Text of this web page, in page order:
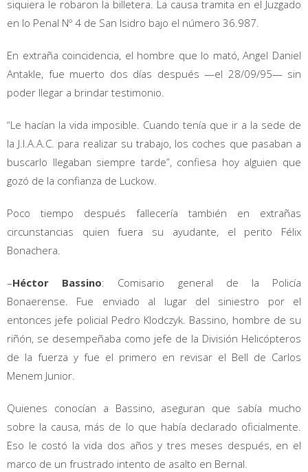
siquiera le robaron la billetera. La causa tramita en el Juzgado
en lo Penal Nº 4 de San Isidro bajo el número 36.987.
En extraña coincidencia, el hombre que lo mató, Angel Daniel
Antakle, fue muerto dos días después —el 28/09/95— sin
poder llegar a brindar testimonio.
“Le hacían la vida imposible. Cuando tenía que ir a la sede de
la J.I.A.A.C. para realizar su trabajo, los coches que pasaban a
buscarlo llegaban siempre tarde”, confiesa hoy alguien que
gozó de la confianza de Luckow.
Poco tiempo después fallecería también en extrañas
circunstancias quien fuera su ayudante, el perito Félix
Bonachera.
–Héctor Bassino: Comisario general de la Policía
Bonaerense. Fue enviado al lugar del siniestro por el
entonces jefe policial Pedro Klodczyk. Bassino, hombre de su
riñón, se desempeñaba como jefe de la División Helicópteros
de la fuerza y fue el primero en revisar el Bell de Carlos
Menem Junior.
Quienes conocían a Bassino, aseguran que sabía mucho
sobre la causa, más de lo que había declarado oficialmente.
Eso le costó la vida dos años y tres meses después, en el
marco de un frustrado intento de asalto en Bernal.